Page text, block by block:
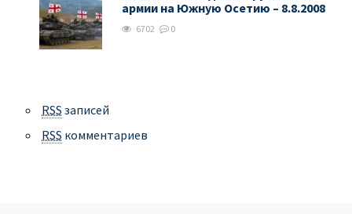
армии на Южную Осетию – 8.8.2008
6702 0
RSS записей
RSS комментариев